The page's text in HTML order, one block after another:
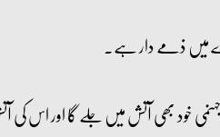
میں ذمے دار ہے۔
خود بھی آتش میں جلے گا اور اس